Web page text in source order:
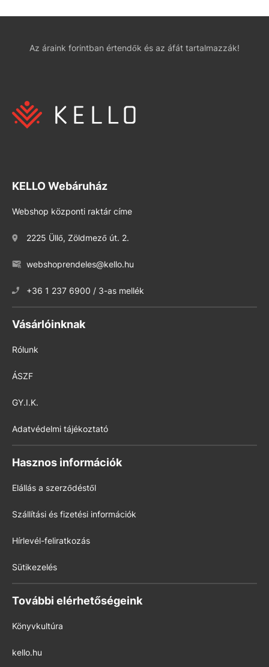
Az áraink forintban értendők és az áfát tartalmazzák!
KELLO Webáruház
Webshop központi raktár címe
2225 Üllő, Zöldmező út. 2.
webshoprendeles@kello.hu
+36 1 237 6900 / 3-as mellék
Vásárlóinknak
Rólunk
ÁSZF
GY.I.K.
Adatvédelmi tájékoztató
Hasznos információk
Elállás a szerződéstől
Szállítási és fizetési információk
Hírlevél-feliratkozás
Sütikezelés
További elérhetőségeink
Könyvkultúra
kello.hu